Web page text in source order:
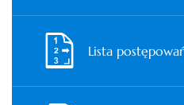
Lista